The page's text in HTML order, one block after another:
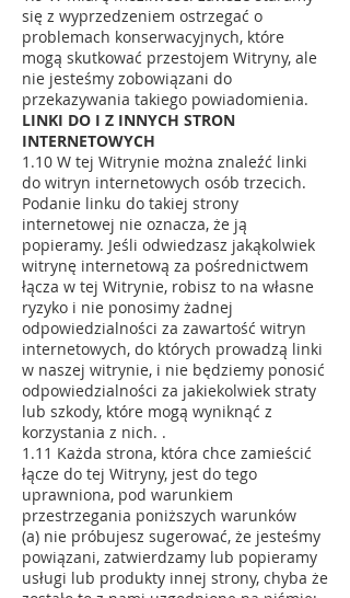
się z wyprzedzeniem ostrzegać o
problemach konserwacyjnych, które
mogą skutkować przestojem Witryny, ale
nie jesteśmy zobowiązani do
przekazywania takiego powiadomienia.
LINKI DO I Z INNYCH STRON
INTERNETOWYCH
1.10 W tej Witrynie można znaleźć linki
do witryn internetowych osób trzecich.
Podanie linku do takiej strony
internetowej nie oznacza, że ją
popieramy. Jeśli odwiedzasz jakąkolwiek
witrynę internetową za pośrednictwem
łącza w tej Witrynie, robisz to na własne
ryzyko i nie ponosimy żadnej
odpowiedzialności za zawartość witryn
internetowych, do których prowadzą linki
w naszej witrynie, i nie będziemy ponosić
odpowiedzialności za jakiekolwiek straty
lub szkody, które mogą wyniknąć z
korzystania z nich. .
1.11 Każda strona, która chce zamieścić
łącze do tej Witryny, jest do tego
uprawniona, pod warunkiem
przestrzegania poniższych warunków
(a) nie próbujesz sugerować, że jesteśmy
powiązani, zatwierdzamy lub popieramy
usługi lub produkty innej strony, chyba że